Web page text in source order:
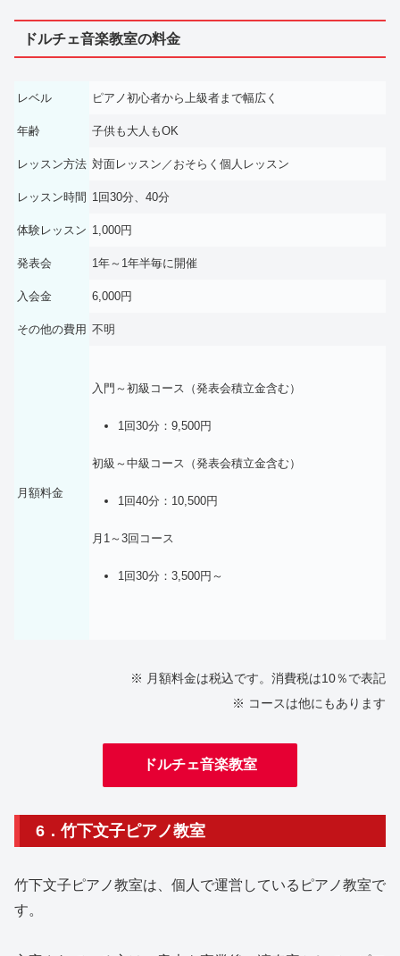
ドルチェ音楽教室の料金
レベル ピアノ初心者から上級者まで幅広く
年齢 子供も大人もOK
レッスン方法 対面レッスン／おそらく個人レッスン
レッスン時間 1回30分、40分
体験レッスン 1,000円
発表会 1年～1年半毎に開催
入会金 6,000円
その他の費用 不明
月額料金
入門～初級コース（発表会積立金含む）
1回30分：9,500円
初級～中級コース（発表会積立金含む）
1回40分：10,500円
月1～3回コース
1回30分：3,500円～
※ 月額料金は税込です。消費税は10％で表記
※ コースは他にもあります
ドルチェ音楽教室
6．竹下文子ピアノ教室
竹下文子ピアノ教室は、個人で運営しているピアノ教室で
す。